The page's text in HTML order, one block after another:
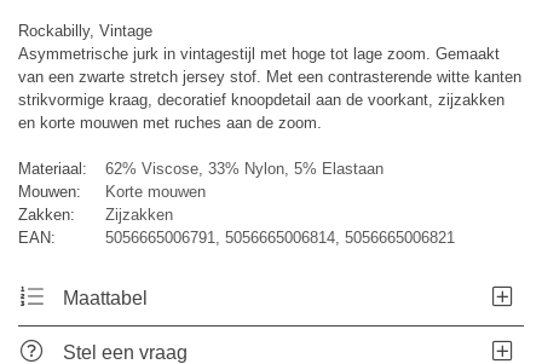
Rockabilly, Vintage
Asymmetrische jurk in vintagestijl met hoge tot lage zoom. Gemaakt
van een zwarte stretch jersey stof. Met een contrasterende witte kanten
strikvormige kraag, decoratief knoopdetail aan de voorkant, zijzakken
en korte mouwen met ruches aan de zoom.
Materiaal:
62% Viscose, 33% Nylon, 5% Elastaan
Mouwen:
Korte mouwen
Zakken:
Zijzakken
EAN:
5056665006791, 5056665006814, 5056665006821
Maattabel
Stel een vraag